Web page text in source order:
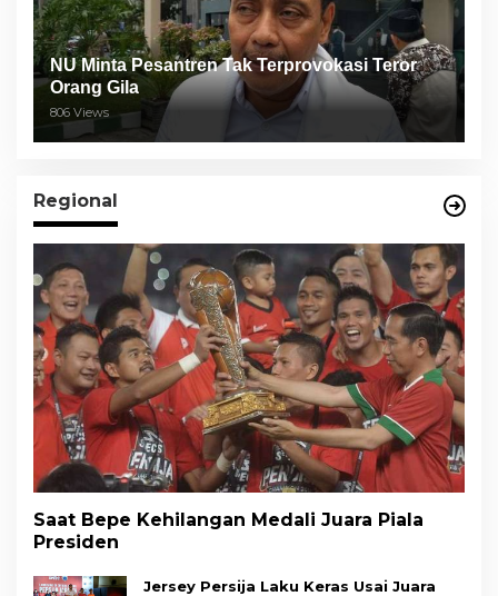
NU Minta Pesantren Tak Terprovokasi Teror
Orang Gila
806 Views
Regional
Saat Bepe Kehilangan Medali Juara Piala
Presiden
Jersey Persija Laku Keras Usai Juara